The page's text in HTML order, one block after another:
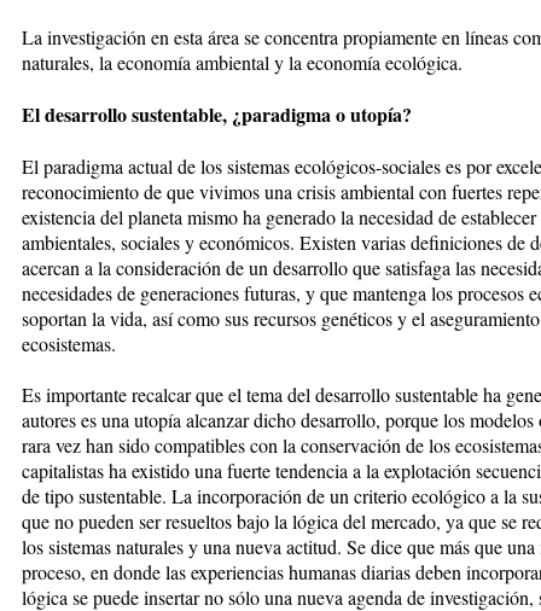
La investigación en esta área se concentra propiamente en líneas
naturales, la economía ambiental y la economía ecológica.
El desarrollo sustentable, ¿paradigma o utopía?
El paradigma actual de los sistemas ecológicos-sociales es por
reconocimiento de que vivimos una crisis ambiental con fuertes
existencia del planeta mismo ha generado la necesidad de
ambientales, sociales y económicos. Existen varias definiciones de
acercan a la consideración de un desarrollo que satisfaga las
necesidades de generaciones futuras, y que mantenga los procesos
soportan la vida, así como sus recursos genéticos y el
ecosistemas.
Es importante recalcar que el tema del desarrollo sustentable ha
autores es una utopía alcanzar dicho desarrollo, porque los modelos
rara vez han sido compatibles con la conservación de los
capitalistas ha existido una fuerte tendencia a la explotación
de tipo sustentable. La incorporación de un criterio ecológico a la
que no pueden ser resueltos bajo la lógica del mercado, ya que se
los sistemas naturales y una nueva actitud. Se dice que más que
proceso, en donde las experiencias humanas diarias deben
lógica se puede insertar no sólo una nueva agenda de